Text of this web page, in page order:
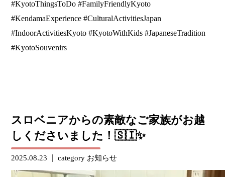
#KyotoThingsToDo #FamilyFriendlyKyoto
#KendamaExperience #CulturalActivitiesJapan
#IndoorActivitiesKyoto #KyotoWithKids #JapaneseTradition
#KyotoSouvenirs
スロベニアからの素敵なご家族がお越
しくださいました！🇸🇮✨
2025.08.23 category お知らせ